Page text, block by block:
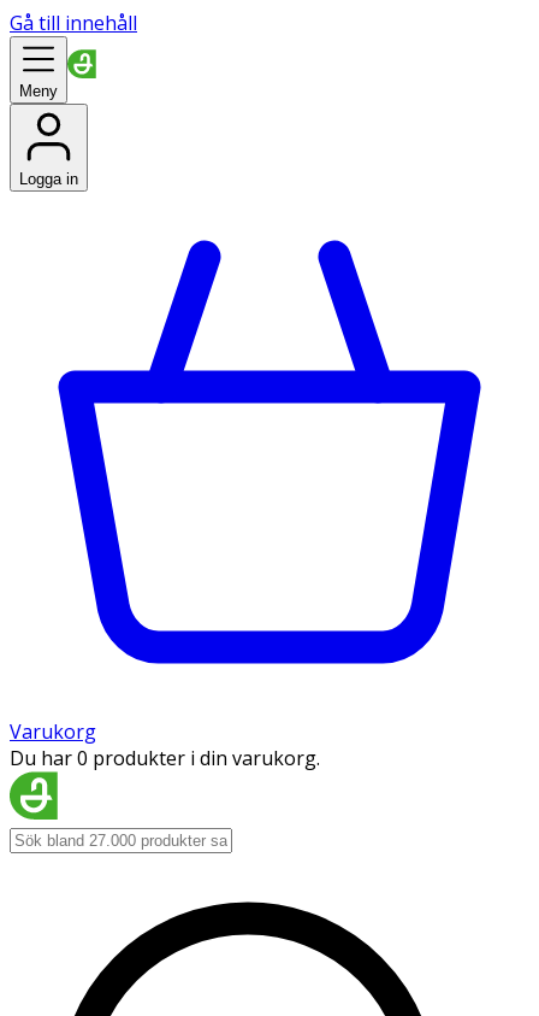
Gå till innehåll
Meny
Logga in
Varukorg
Du har 0 produkter i din varukorg.